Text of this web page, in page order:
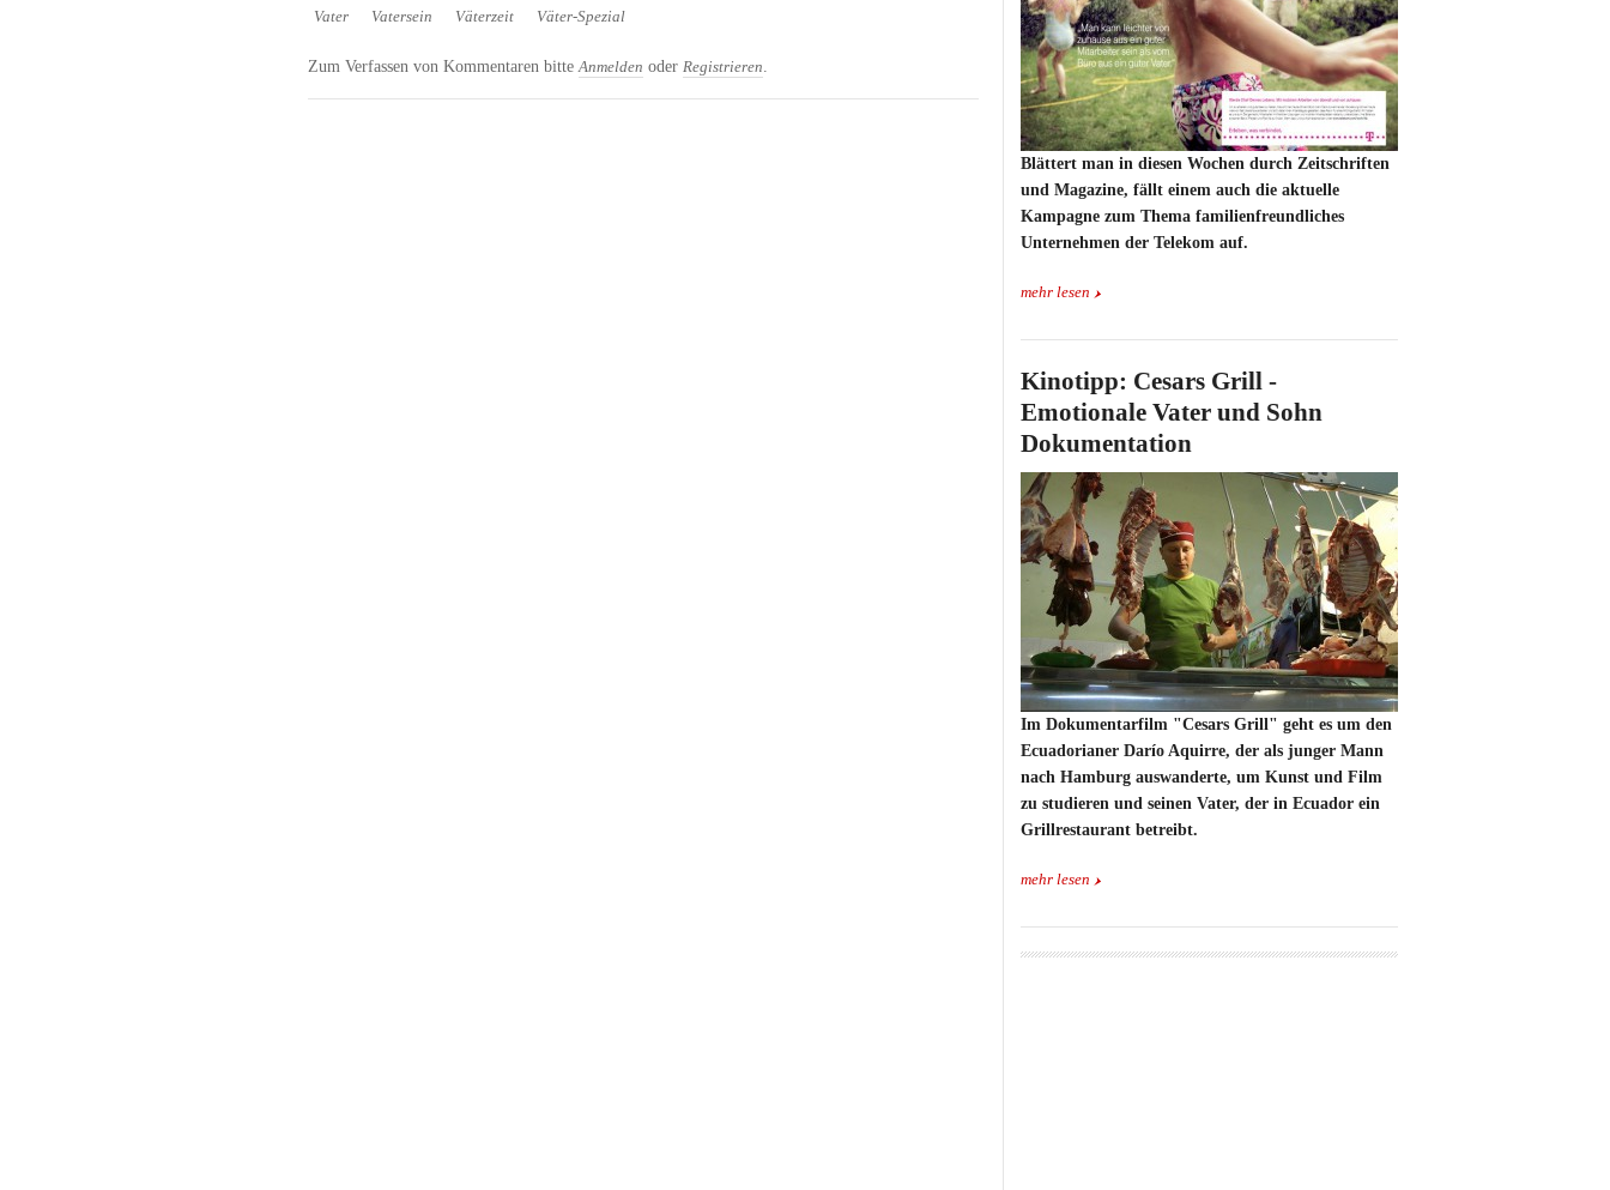
Vater Vatersein Väterzeit Väter-Spezial
Zum Verfassen von Kommentaren bitteAnmelden oder Registrieren.
Blättert man in diesen Wochen durch Zeitschriften
und Magazine, fällt einem auch die aktuelle
Kampagne zum Thema familienfreundliches
Unternehmen der Telekom auf.
mehr lesen
Kinotipp: Cesars Grill -
Emotionale Vater und Sohn
Dokumentation
Im Dokumentarfilm "Cesars Grill" geht es um den
Ecuadorianer Darío Aquirre, der als junger Mann
nach Hamburg auswanderte, um Kunst und Film
zu studieren und seinen Vater, der in Ecuador ein
Grillrestaurant betreibt.
mehr lesen